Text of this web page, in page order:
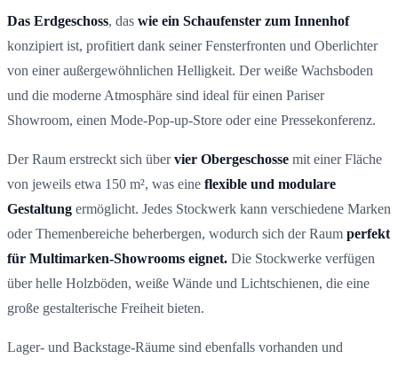
Das Erdgeschoss, das wie ein Schaufenster zum Innenhof
konzipiert ist, profitiert dank seiner Fensterfronten und Oberlichter
von einer außergewöhnlichen Helligkeit. Der weiße Wachsboden
und die moderne Atmosphäre sind ideal für einen Pariser
Showroom, einen Mode-Pop-up-Store oder eine Pressekonferenz.
Der Raum erstreckt sich übervier Obergeschosse mit einer Fläche
von jeweils etwa 150 m², was eine flexible und modulare
Gestaltung ermöglicht. Jedes Stockwerk kann verschiedene Marken
oder Themenbereiche beherbergen, wodurch sich der Raum perfekt
für Multimarken-Showrooms eignet. Die Stockwerke verfügen
über helle Holzböden, weiße Wände und Lichtschienen, die eine
große gestalterische Freiheit bieten.
Lager- und Backstage-Räume sind ebenfalls vorhanden und